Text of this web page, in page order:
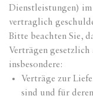
Dienstleistungen)
vertraglich
Bitte beachten Sie,
Verträgen
insbesondere:
Verträge zur
sind und für